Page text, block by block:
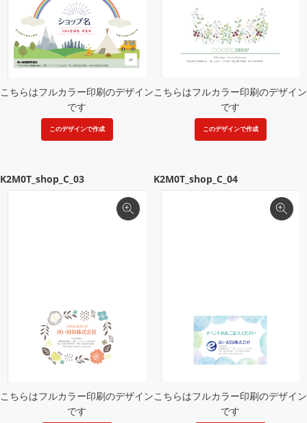
こちらはフルカラー印刷のデザイン
です
このデザインで作成
こちらはフルカラー印刷のデザイン
です
このデザインで作成
K2M0T_shop_C_03
こちらはフルカラー印刷のデザイン
です
K2M0T_shop_C_04
こちらはフルカラー印刷のデザイン
です